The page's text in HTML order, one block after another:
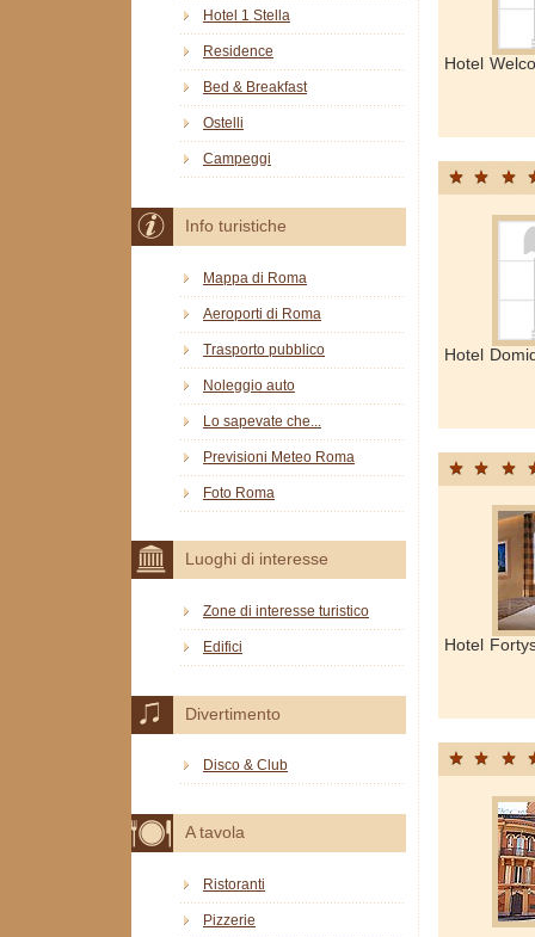
Hotel
Hotel
Hotel
Hotel 1 Stella
Residence
Bed & Breakfast
Ostelli
Campeggi
Info turistiche
Mappa di Roma
Aeroporti di Roma
Trasporto pubblico
Noleggio auto
Lo sapevate che...
Previsioni Meteo Roma
Foto Roma
Luoghi di interesse
Zone di interesse turistico
Edifici
Divertimento
Disco & Club
A tavola
Ristoranti
Pizzerie